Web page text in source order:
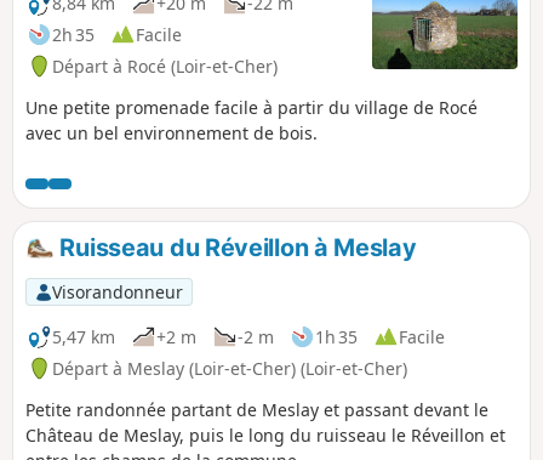
2h 35
Facile
Départ à Rocé (Loir-et-Cher)
Une petite promenade facile à partir du village de Rocé
avec un bel environnement de bois.
Ruisseau du Réveillon à Meslay
Visorandonneur
5,47 km
+2 m -2 m 1h 35
Facile
Départ à Meslay (Loir-et-Cher) (Loir-et-Cher)
Petite randonnée partant de Meslay et passant devant le
Château de Meslay, puis le long du ruisseau le Réveillon et